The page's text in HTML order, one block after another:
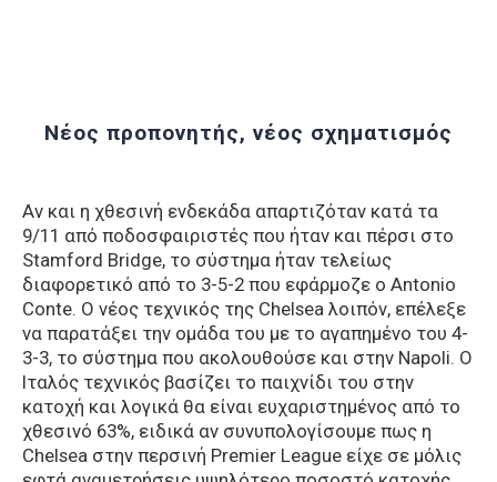
Νέος προπονητής, νέος σχηματισμός
Αν και η χθεσινή ενδεκάδα απαρτιζόταν κατά τα
9/11 από ποδοσφαιριστές που ήταν και πέρσι στο
Stamford Bridge, το σύστημα ήταν τελείως
διαφορετικό από το 3-5-2 που εφάρμοζε ο Antonio
Conte. Ο νέος τεχνικός της Chelsea λοιπόν, επέλεξε
να παρατάξει την ομάδα του με το αγαπημένο του 4-
3-3, το σύστημα που ακολουθούσε και στην Napoli. Ο
Ιταλός τεχνικός βασίζει το παιχνίδι του στην
κατοχή και λογικά θα είναι ευχαριστημένος από το
χθεσινό 63%, ειδικά αν συνυπολογίσουμε πως η
Chelsea στην περσινή Premier League είχε σε μόλις